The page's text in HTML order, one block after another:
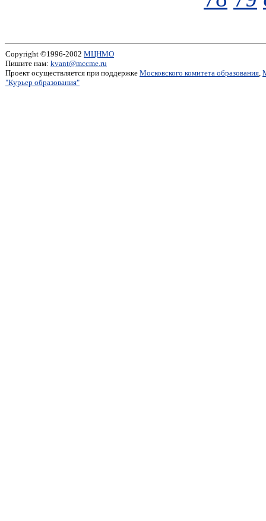
Copyright ©1996-2002 МЦНМО
Пишите нам: kvant@mccme.ru
Проект осуществляется при поддержке Московского комитета образования,
"Курьер образования"